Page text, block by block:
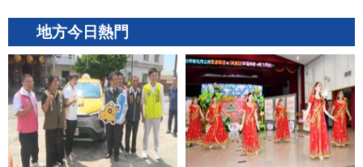
地方今日熱門